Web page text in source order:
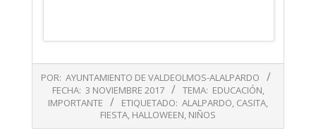
11-
POR: AYUNTAMIENTO DE VALDEOLMOS-ALALPARDO
FECHA: 3 NOVIEMBRE 2017 TEMA: EDUCACIÓN,
IMPORTANTE
ETIQUETADO: ALALPARDO, CASITA,
FIESTA, HALLOWEEN, NIÑOS